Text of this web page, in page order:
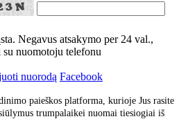
Negavus atsakymo per 24 val.,
nuomotoju telefonu
nuorodą Facebook
paieškos platforma, kurioje Jus rasite
trumpalaikei nuomai tiesiogiai iš